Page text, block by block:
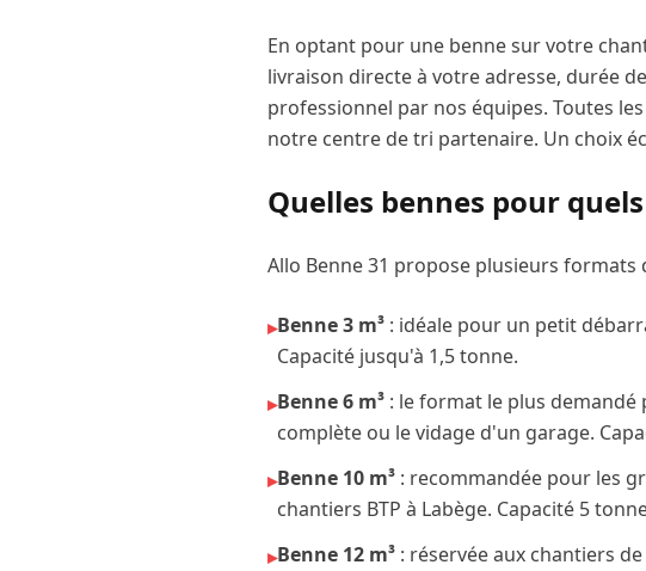
En optant pour une benne sur votre
livraison directe à votre adresse, durée
professionnel par nos équipes. Toutes
notre centre de tri partenaire. Un choix
Quelles bennes pour
Allo Benne 31 propose plusieurs
▸Benne 3 m³ : idéale pour un petit
Capacité jusqu'à 1,5 tonne.
▸Benne 6 m³ : le format le plus
complète ou le vidage d'un garage.
▸Benne 10 m³ : recommandée pour les
chantiers BTP à Labège. Capacité 5
▸Benne 12 m³ : réservée aux chantiers